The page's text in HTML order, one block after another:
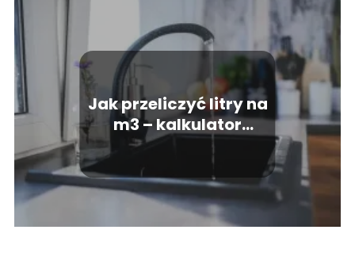
Jak przeliczyć litry na
m3 – kalkulator
zużycia wody